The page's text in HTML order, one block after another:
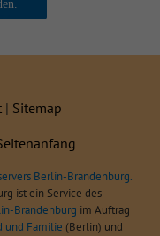
| Sitemap
Berlin-Brandenburg.
ist ein Service des
Brandenburg im Auftrag
und Familie (Berlin) und